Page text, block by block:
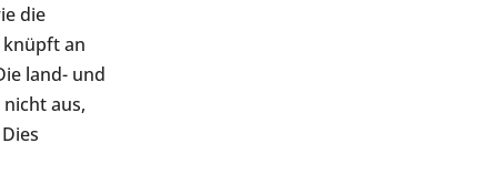
die
knüpft an
land- und
aus,